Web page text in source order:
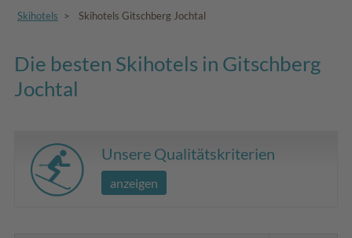
Skihotels > Skihotels Gitschberg Jochtal
Die besten Skihotels in Gitschberg
Jochtal
Unsere Qualitätskriterien
anzeigen